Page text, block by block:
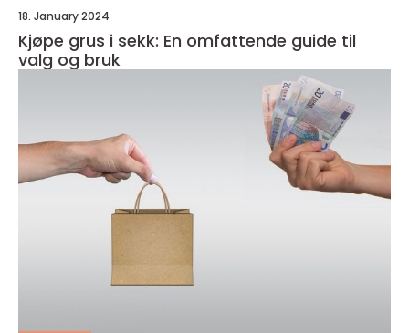
18. January 2024
Kjøpe grus i sekk: En omfattende guide til
valg og bruk